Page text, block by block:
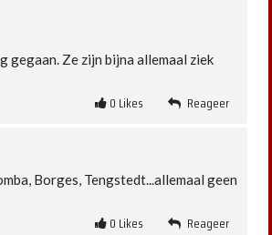
Ze zijn bijna allemaal ziek
0 Likes Reageer
Borges, Tengstedt...allemaal geen
0 Likes Reageer